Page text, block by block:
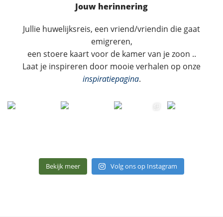
Jouw herinnering
Jullie huwelijksreis, een vriend/vriendin die gaat
emigreren,
een stoere kaart voor de kamer van je zoon ..
Laat je inspireren door mooie verhalen op onze
inspiratiepagina.
Bekijk meer Volg ons op Instagram